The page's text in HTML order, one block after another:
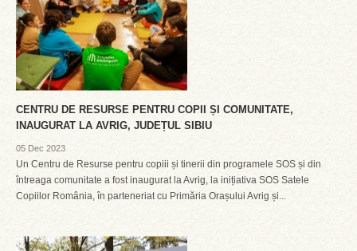
CENTRU DE RESURSE PENTRU COPII ȘI COMUNITATE,
INAUGURAT LA AVRIG, JUDEȚUL SIBIU
05 Dec 2023
Un Centru de Resurse pentru copiii și tinerii din programele SOS și din
întreaga comunitate a fost inaugurat la Avrig, la inițiativa SOS Satele
Copiilor România, în parteneriat cu Primăria Orașului Avrig și...